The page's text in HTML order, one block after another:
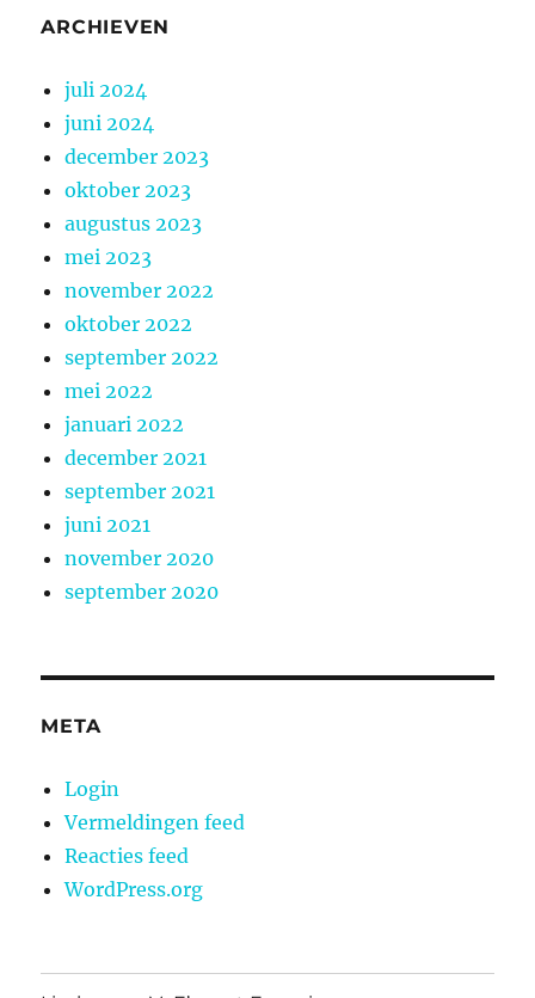
ARCHIEVEN
juli 2024
juni 2024
december 2023
oktober 2023
augustus 2023
mei 2023
november 2022
oktober 2022
september 2022
mei 2022
januari 2022
december 2021
september 2021
juni 2021
november 2020
september 2020
META
Login
Vermeldingen feed
Reacties feed
WordPress.org